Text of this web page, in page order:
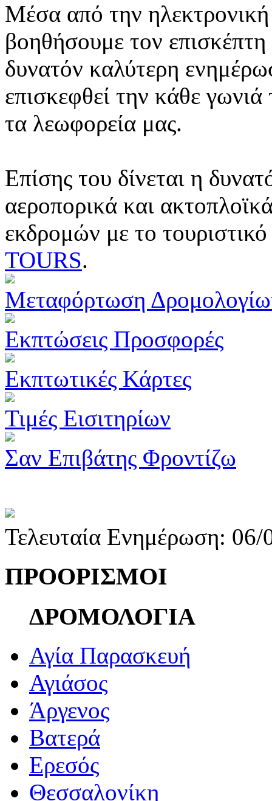
Μέσα από την ηλεκτρονική
βοηθήσουμε τον
δυνατόν καλύτερη
επισκεφθεί την κάθε
τα λεωφορεία μας.
Επίσης του δίνεται η
αεροπορικά και
εκδρομών με το
TOURS.
Μεταφόρτωση
Εκπτώσεις Προσφορές
Εκπτωτικές Κάρτες
Τιμές Εισιτηρίων
Σαν Επιβάτης Φροντίζω
Τελευταία Ενημέρωση:
ΠΡΟΟΡΙΣΜΟΙ
ΔΡΟΜΟΛΟΓΙΑ
Αγία Παρασκευή
Αγιάσος
Άργενος
Βατερά
Ερεσός
Θεσσαλονίκη